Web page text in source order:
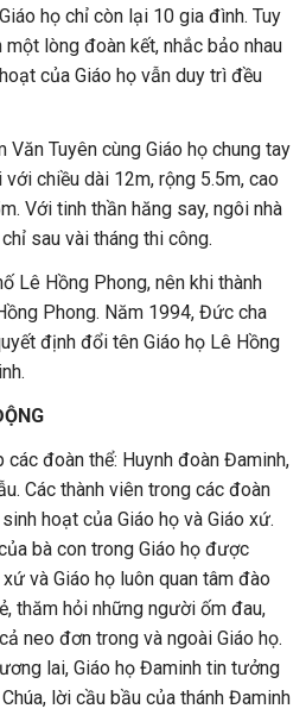
họ chỉ còn lại 10 gia đình. Tuy
lòng đoàn kết, nhắc bảo nhau
của Giáo họ vẫn duy trì đều
Văn Tuyên cùng Giáo họ chung tay
chiều dài 12m, rộng 5.5m, cao
Với tinh thần hăng say, ngôi nhà
sau vài tháng thi công.
Lê Hồng Phong, nên khi thành
Phong. Năm 1994, Đức cha
định đổi tên Giáo họ Lê Hồng
các đoàn thể: Huynh đoàn Đaminh,
Các thành viên trong các đoàn
hoạt của Giáo họ và Giáo xứ.
bà con trong Giáo họ được
và Giáo họ luôn quan tâm đào
thăm hỏi những người ốm đau,
neo đơn trong và ngoài Giáo họ.
lai, Giáo họ Đaminh tin tưởng
lời cầu bầu của thánh Đaminh